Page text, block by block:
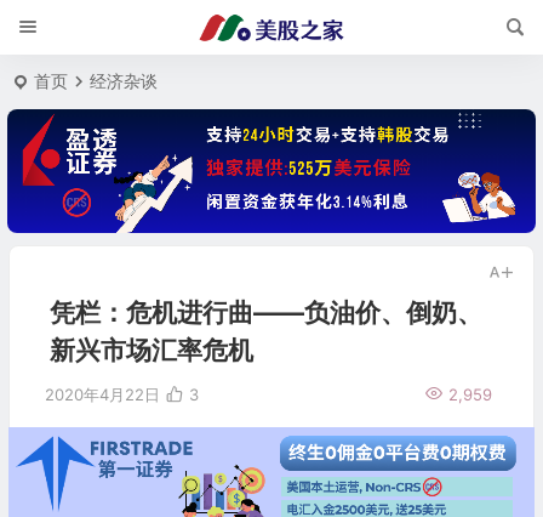
首页 经济杂谈
凭栏：危机进行曲——负油价、倒奶、
新兴市场汇率危机
2020年4月22日 2,959
3